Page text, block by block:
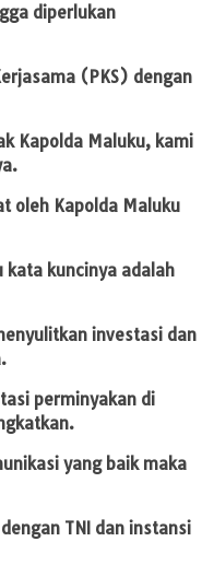
diperlukan
(PKS) dengan
Kapolda Maluku, kami
oleh Kapolda Maluku
kata kuncinya adalah
investasi dan
perminyakan di
yang baik maka
TNI dan instansi